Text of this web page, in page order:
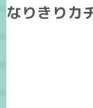
なりきりカ